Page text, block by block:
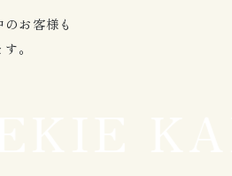
お客様も
。